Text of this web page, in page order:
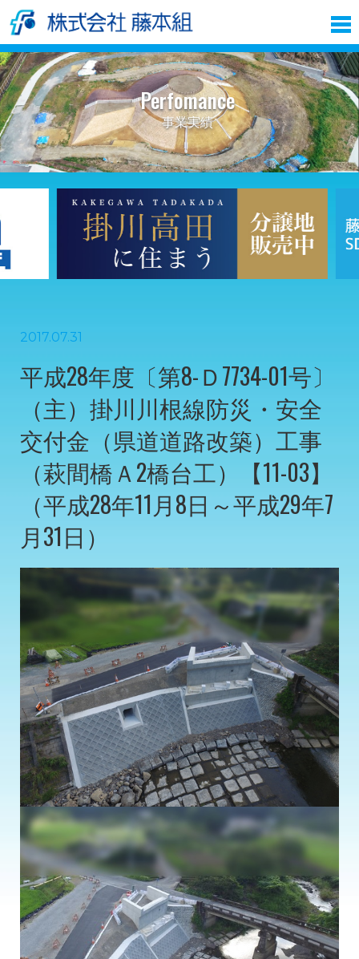
Perfomance
事業実績
2017.07.31
平成28年度〔第8-Ｄ7734-01号〕
（主）掛川川根線防災・安全
交付金（県道道路改築）工事
（萩間橋Ａ2橋台工）【11-03】
（平成28年11月8日～平成29年7
月31日）